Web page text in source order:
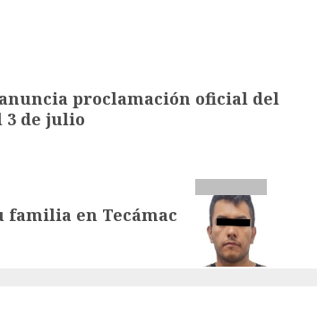
proclamación oficial del
3 de julio
familia en Tecámac